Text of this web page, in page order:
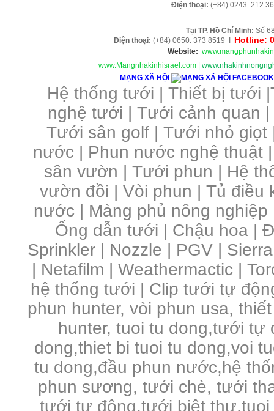
Điện thoại: (+84) 0243. 212
Tại TP. H ồ Chí Minh: Số
Điện thoại: (+84) 0650. 373 8519 I Hotline:
Website:
www.Mangnhakinhisrael.com
MẠNG XÃ HỘI
Hệ thống tưới | Thiết bị tưới |
nghệ tưới | Tưới cảnh quan |
Tưới sân golf |Tưới nhỏ giọt
nước | Phun nước nghệ thuật
sân vườn |Tưới phun | Hệ
vườn đồi | Vòi phun | Tủ điều
nước | Màng phủ nông
Ống dẫn tưới | Chậu hoa |
Sprinkler | Nozzle | PGV |
| Netafilm | Weathermactic |
hệ thống tưới | Clip tưới tự
phun hunter, vòi phun usa,
hunter, tuoi tu dong,tưới tự
dong,thiet bi tuoi tu dong,voi
tu dong,đầu phun nước,hệ
phun sương, tưới chè, tưới
tưới tự động,tưới biệt thự,tuoi